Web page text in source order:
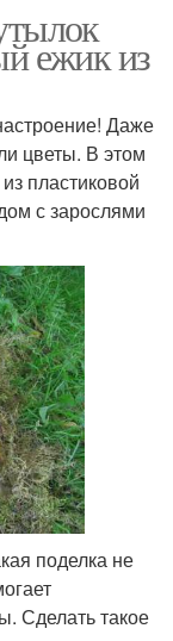
ежик из
Даже
цветы. В этом
пластиковой
с зарослями
поделка не
Сделать такое